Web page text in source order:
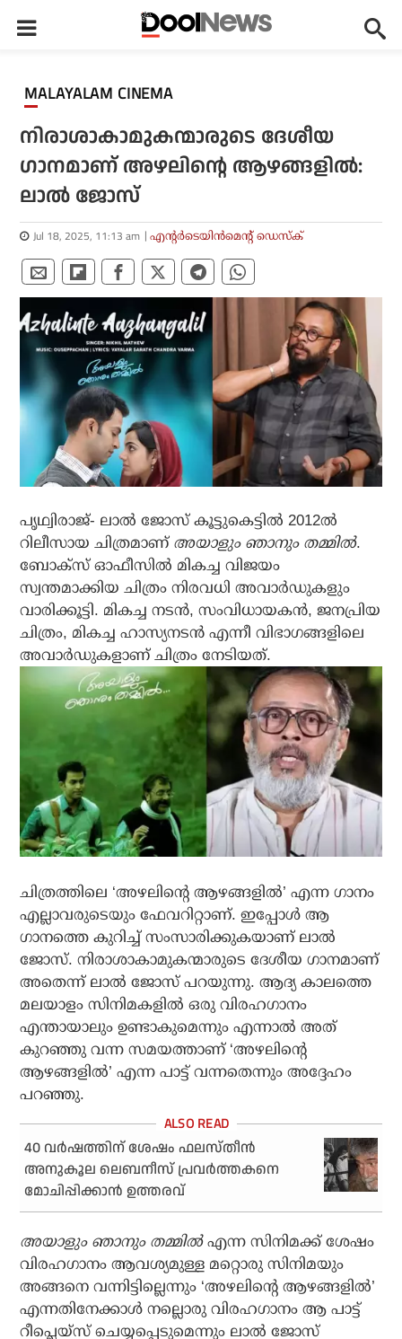
MALAYALAM CINEMA
നിരാശാകാമുകന്മാരുടെ ദേശീയ
ഗാനമാണ് അഴലിന്റെ ആഴങ്ങളില്‍:
ലാല്‍ ജോസ്
Jul 18, 2025, 11:13 am എന്റര്‍ടെയിന്‍മെന്റ് ഡെസ്‌ക്
പൃഥ്വിരാജ്- ലാല്‍ ജോസ് കൂട്ടുകെട്ടില്‍ 2012ല്‍
റിലീസായ ചിത്രമാണ്അയാളും ഞാനും തമ്മില്‍.
ബോക്സ് ഓഫീസില്‍ മികച്ച വിജയം
സ്വന്തമാക്കിയ ചിത്രം നിരവധി അവാര്‍ഡുകളും
വാരിക്കൂട്ടി. മികച്ച നടന്‍, സംവിധായകന്‍, ജനപ്രിയ
ചിത്രം, മികച്ച ഹാസ്യനടന്‍ എന്നീ വിഭാഗങ്ങളിലെ
അവാര്‍ഡുകളാണ് ചിത്രം നേടിയത്.
ചിത്രത്തിലെ ‘അഴലിന്റെ ആഴങ്ങളില്‍’ എന്ന ഗാനം
എല്ലാവരുടെയും ഫേവറിറ്റാണ്. ഇപ്പോള്‍ ആ
ഗാനത്തെ കുറിച്ച് സംസാരിക്കുകയാണ് ലാല്‍
ജോസ്. നിരാശാകാമുകന്മാരുടെ ദേശീയ ഗാനമാണ്
അതെന്ന് ലാല്‍ ജോസ് പറയുന്നു. ആദ്യ കാലത്തെ
മലയാളം സിനിമകളില്‍ ഒരു വിരഹഗാനം
എന്തായാലും ഉണ്ടാകുമെന്നും എന്നാല്‍ അത്
കുറഞ്ഞു വന്ന സമയത്താണ് ‘അഴലിന്റെ
ആഴങ്ങളില്‍’ എന്ന പാട്ട് വന്നതെന്നും അദ്ദേഹം
പറഞ്ഞു.
40 വര്‍ഷത്തിന് ശേഷം ഫലസ്തീന്‍
അനുകൂല ലെബനീസ് പ്രവര്‍ത്തകനെ
മോചിപ്പിക്കാന്‍ ഉത്തരവ്
അയാളും ഞാനും തമ്മില്‍എന്ന സിനിമക്ക് ശേഷം
വിരഹഗാനം ആവശ്യമുള്ള മറ്റൊരു സിനിമയും
അങ്ങനെ വന്നിട്ടില്ലെന്നും ‘അഴലിന്റെ ആഴങ്ങളില്‍’
എന്നതിനേക്കാള്‍ നല്ലൊരു വിരഹഗാനം ആ പാട്ട്
റീപ്ലെയ്‌സ് ചെയ്യപ്പെടുമെന്നും ലാല്‍ ജോസ്